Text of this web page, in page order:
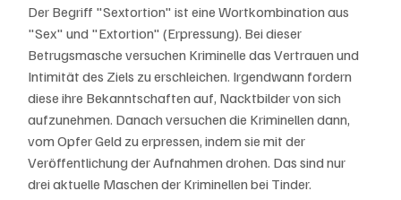
Der Begriff "Sextortion" ist eine Wortkombination aus
"Sex" und "Extortion" (Erpressung). Bei dieser
Betrugsmasche versuchen Kriminelle das Vertrauen und
Intimität des Ziels zu erschleichen. Irgendwann fordern
diese ihre Bekanntschaften auf, Nacktbilder von sich
aufzunehmen. Danach versuchen die Kriminellen dann,
vom Opfer Geld zu erpressen, indem sie mit der
Veröffentlichung der Aufnahmen drohen. Das sind nur
drei aktuelle Maschen der Kriminellen bei Tinder.